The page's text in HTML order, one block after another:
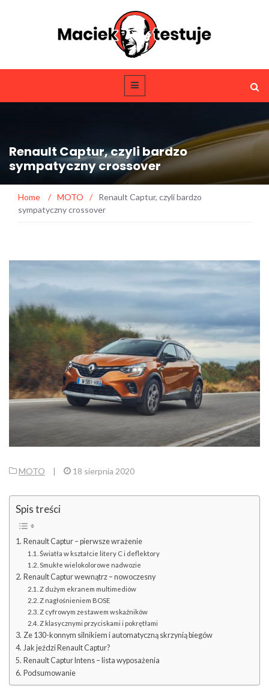
Renault Captur, czyli bardzo
sympatyczny crossover
Home / MOTO /
Renault Captur, czyli bardzo
sympatyczny crossover
MOTO | 18 sierpnia 2020
Spis treści
Renault Captur – pierwsze wrażenie
Światła w kształcie litery C i deflektory
Smukłe wielokolorowe nadwozie
Renault Captur wewnątrz – nowoczesny
Z dużym ekranem multimediów
Z nagłośnieniem BOSE
Z cyfrowym zestawem wskaźników
Z klasycznymi przyciskami i pokrętłami
Ze 130-konnym silnikiem i automatyczną skrzynią biegów
Jak jeździ Renault Captur?
Renault Captur Intens – lista wyposażenia
Podsumowanie